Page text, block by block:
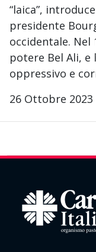
“laica”,
presidente
occidentale.
potere Bel Ali, e
oppressivo e
26 Ottobre 2023